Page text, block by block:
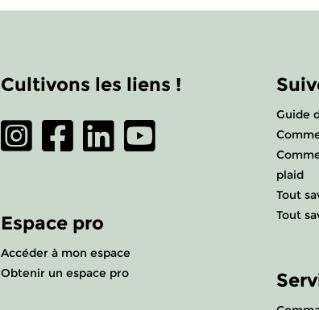
Cultivons les liens !
Espace pro
Accéder à mon espace
Obtenir un espace pro
Guide
plaid
Tout
Tout